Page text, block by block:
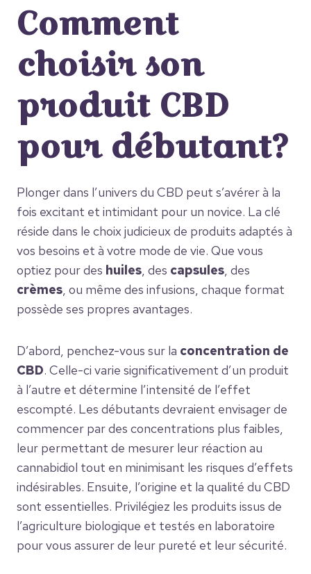
Comment
choisir son
produit CBD
pour débutant?
Plonger dans l’univers du CBD peut s’avérer à la
fois excitant et intimidant pour un novice. La clé
réside dans le choix judicieux de produits adaptés à
vos besoins et à votre mode de vie. Que vous
optiez pour des huiles, des capsules, des
crèmes, ou même des infusions, chaque format
possède ses propres avantages.
D’abord, penchez-vous sur la concentration de
CBD. Celle-ci varie significativement d’un produit
à l’autre et détermine l’intensité de l’effet
escompté. Les débutants devraient envisager de
commencer par des concentrations plus faibles,
leur permettant de mesurer leur réaction au
cannabidiol tout en minimisant les risques d’effets
indésirables. Ensuite, l’origine et la qualité du CBD
sont essentielles. Privilégiez les produits issus de
l’agriculture biologique et testés en laboratoire
pour vous assurer de leur pureté et leur sécurité.